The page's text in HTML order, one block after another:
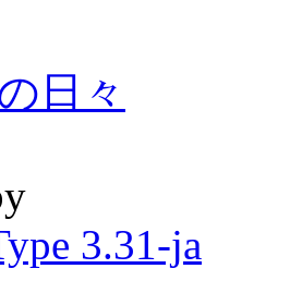
日々
3.31-ja